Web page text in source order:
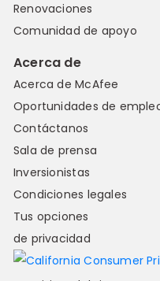
Renovaciones
Comunidad de apoyo
Acerca de
Acerca de McAfee
Oportunidades de
Contáctanos
Sala de prensa
Inversionistas
Condiciones legales
Tus opciones
de privacidad